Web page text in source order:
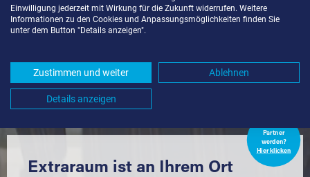
LAGERRAUM MIETEN IN FREIBURG
UND UMGEBUNG *
Komfortabel einlagern mit Extraraum
Partner
werden?
Hier klicken
Extraraum ist an Ihrem Ort
Einwilligung jederzeit mit Wirkung für die Zukunft widerrufen. Weitere
Informationen zu den Cookies und Anpassungsmöglichkeiten finden Sie
unter dem Button "Details anzeigen".
Zustimmen und weiter Ablehnen
Details anzeigen